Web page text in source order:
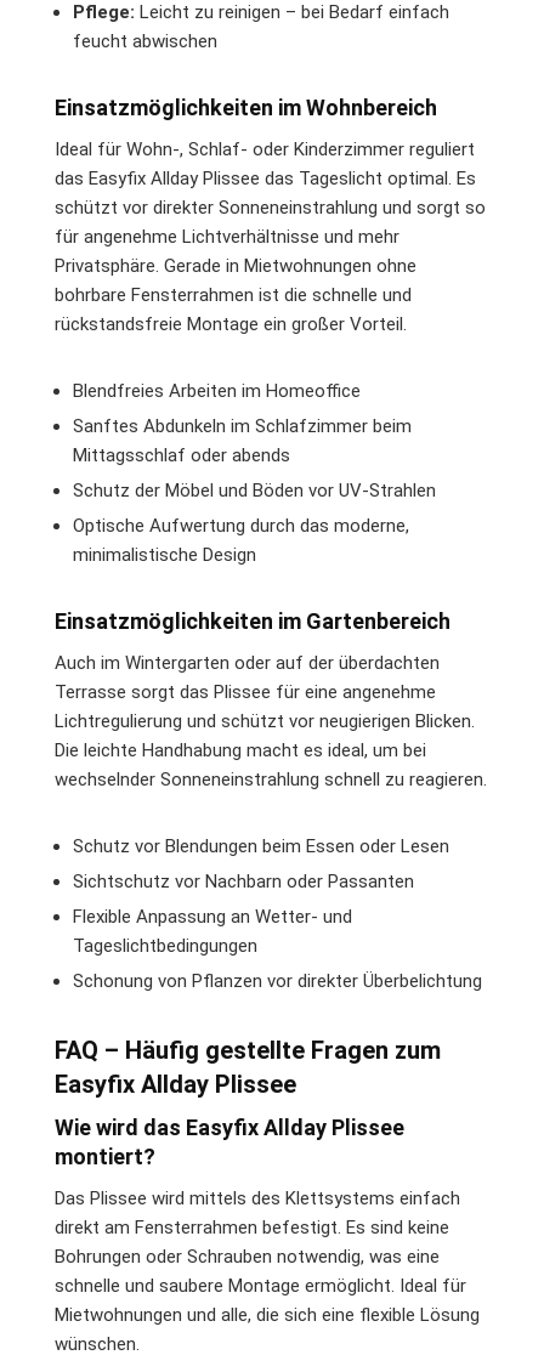
Pflege: Leicht zu reinigen – bei Bedarf einfach
feucht abwischen
Einsatzmöglichkeiten im Wohnbereich
Ideal für Wohn-, Schlaf- oder Kinderzimmer reguliert
das Easyfix Allday Plissee das Tageslicht optimal. Es
schützt vor direkter Sonneneinstrahlung und sorgt so
für angenehme Lichtverhältnisse und mehr
Privatsphäre. Gerade in Mietwohnungen ohne
bohrbare Fensterrahmen ist die schnelle und
rückstandsfreie Montage ein großer Vorteil.
Blendfreies Arbeiten im Homeoffice
Sanftes Abdunkeln im Schlafzimmer beim
Mittagsschlaf oder abends
Schutz der Möbel und Böden vor UV-Strahlen
Optische Aufwertung durch das moderne,
minimalistische Design
Einsatzmöglichkeiten im Gartenbereich
Auch im Wintergarten oder auf der überdachten
Terrasse sorgt das Plissee für eine angenehme
Lichtregulierung und schützt vor neugierigen Blicken.
Die leichte Handhabung macht es ideal, um bei
wechselnder Sonneneinstrahlung schnell zu reagieren.
Schutz vor Blendungen beim Essen oder Lesen
Sichtschutz vor Nachbarn oder Passanten
Flexible Anpassung an Wetter- und
Tageslichtbedingungen
Schonung von Pflanzen vor direkter Überbelichtung
FAQ – Häufig gestellte Fragen zum
Easyfix Allday Plissee
Wie wird das Easyfix Allday Plissee
montiert?
Das Plissee wird mittels des Klettsystems einfach
direkt am Fensterrahmen befestigt. Es sind keine
Bohrungen oder Schrauben notwendig, was eine
schnelle und saubere Montage ermöglicht. Ideal für
Mietwohnungen und alle, die sich eine flexible Lösung
wünschen.